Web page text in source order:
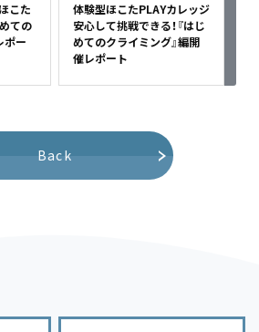
こた
ての
ポー
体験型ほこたPLAYカレッジ
安心して挑戦できる！『はじ
めてのクライミング』編開
催レポート
Back